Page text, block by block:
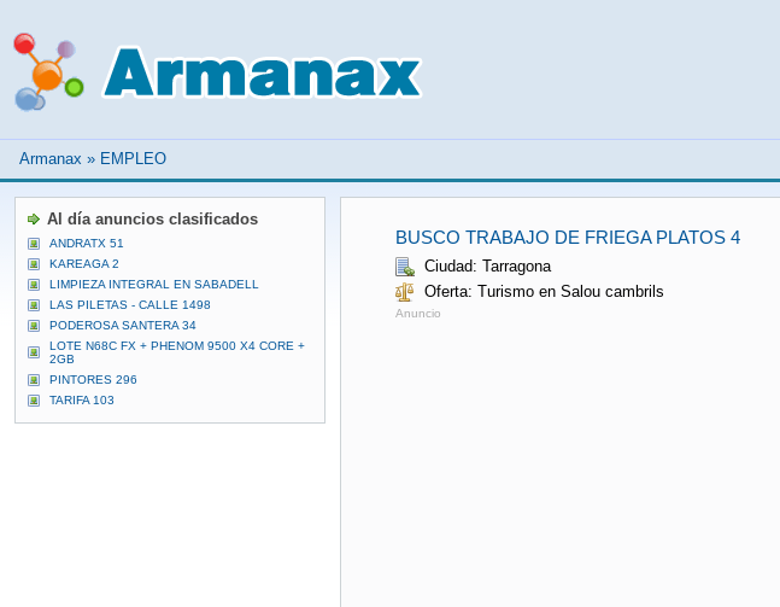
Armanax » EMPLEO
BUSCO TRABAJO DE FRIEGA PLATOS 4
Ciudad: Tarragona
Oferta: Turismo en Salou cambrils
Anuncio
Al día anuncios clasificados
ANDRATX 51
KAREAGA 2
LIMPIEZA INTEGRAL EN SABADELL
LAS PILETAS - CALLE 1498
PODEROSA SANTERA 34
LOTE N68C FX + PHENOM 9500 X4 CORE +
2GB
PINTORES 296
TARIFA 103